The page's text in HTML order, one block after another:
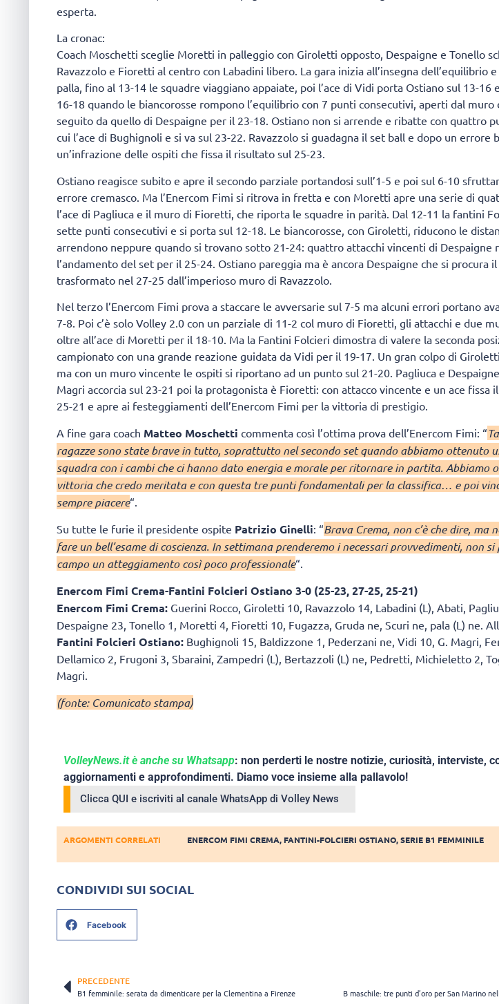
esperta.
La cronac:
Coach Moschetti sceglie Moretti in palleggio con Giroletti opposto, Despaigne e Tonello
Ravazzolo e Fioretti al centro con Labadini libero. La gara inizia all’insegna dell’equilibrio
palla, fino al 13-14 le squadre viaggiano appaiate, poi l’ace di Vidi porta Ostiano sul 13-16
16-18 quando le biancorosse rompono l’equilibrio con 7 punti consecutivi, aperti dal muro
seguito da quello di Despaigne per il 23-18. Ostiano non si arrende e ribatte con quattro
cui l’ace di Bughignoli e si va sul 23-22. Ravazzolo si guadagna il set ball e dopo un errore
un’infrazione delle ospiti che fissa il risultato sul 25-23.
Ostiano reagisce subito e apre il secondo parziale portandosi sull’1-5 e poi sul 6-10
errore cremasco. Ma l’Enercom Fimi si ritrova in fretta e con Moretti apre una serie di
l’ace di Pagliuca e il muro di Fioretti, che riporta le squadre in parità. Dal 12-11 la fantini
sette punti consecutivi e si porta sul 12-18. Le biancorosse, con Giroletti, riducono le
arrendono neppure quando si trovano sotto 21-24: quattro attacchi vincenti di Despaigne
l’andamento del set per il 25-24. Ostiano pareggia ma è ancora Despaigne che si procura
trasformato nel 27-25 dall’imperioso muro di Ravazzolo.
Nel terzo l’Enercom Fimi prova a staccare le avversarie sul 7-5 ma alcuni errori portano
7-8. Poi c’è solo Volley 2.0 con un parziale di 11-2 col muro di Fioretti, gli attacchi e due
oltre all’ace di Moretti per il 18-10. Ma la Fantini Folcieri dimostra di valere la seconda
campionato con una grande reazione guidata da Vidi per il 19-17. Un gran colpo di
ma con un muro vincente le ospiti si riportano ad un punto sul 21-20. Pagliuca e
Magri accorcia sul 23-21 poi la protagonista è Fioretti: con attacco vincente e un ace fissa
25-21 e apre ai festeggiamenti dell’Enercom Fimi per la vittoria di prestigio.
A fine gara coach Matteo Moschetti commenta così l’ottima prova dell’Enercom Fimi: “
ragazze sono state brave in tutto, soprattutto nel secondo set quando abbiamo ottenuto
squadra con i cambi che ci hanno dato energia e morale per ritornare in partita. Abbiamo
vittoria che credo meritata e con questa tre punti fondamentali per la classifica… e poi
sempre piacere“.
Su tutte le furie il presidente ospite Patrizio Ginelli: “Brava Crema, non c’è che dire, ma
fare un bell’esame di coscienza. In settimana prenderemo i necessari provvedimenti, non
campo un atteggiamento così poco professionale“.
Enercom Fimi Crema-Fantini Folcieri Ostiano 3-0 (25-23, 27-25, 25-21)
Enercom Fimi Crema: Guerini Rocco, Giroletti 10, Ravazzolo 14, Labadini (L), Abati,
Despaigne 23, Tonello 1, Moretti 4, Fioretti 10, Fugazza, Gruda ne, Scuri ne, pala (L) ne.
Fantini Folcieri Ostiano: Bughignoli 15, Baldizzone 1, Pederzani ne, Vidi 10, G. Magri,
Dellamico 2, Frugoni 3, Sbaraini, Zampedri (L), Bertazzoli (L) ne, Pedretti, Michieletto 2,
Magri.
(fonte: Comunicato stampa)
VolleyNews.it è anche su Whatsapp: non perderti le nostre notizie, curiosità, interviste,
aggiornamenti e approfondimenti. Diamo voce insieme alla pallavolo!
Clicca QUI e iscriviti al canale WhatsApp di Volley News
ARGOMENTI CORRELATI ENERCOM FIMI CREMA, FANTINI-FOLCIERI OSTIANO,SERIE B1 FEMMINILE
CONDIVIDI SUI SOCIAL
Facebook
PRECEDENTE
B1 femminile: serata da dimenticare per la Clementina a Firenze B maschile: tre punti d’oro per San Marino